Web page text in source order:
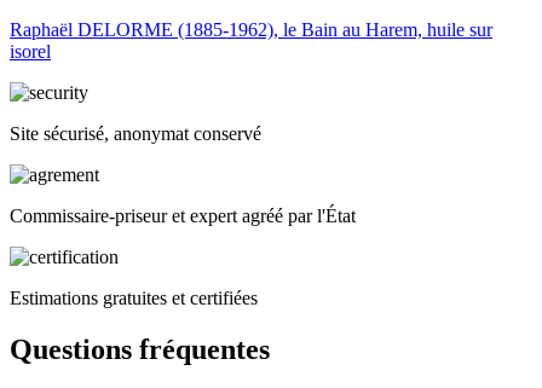
Raphaël DELORME (1885-1962), le Bain au Harem, huile sur
isorel
Site sécurisé, anonymat conservé
Commissaire-priseur et expert agréé par l'État
Estimations gratuites et certifiées
Questions fréquentes